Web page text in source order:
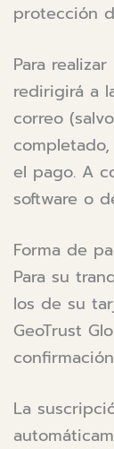
protección
Para
redirigirá a
correo
el pago. A
software o
Forma de
Para su
los de su
GeoTrust
La